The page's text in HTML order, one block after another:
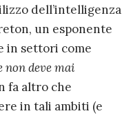
dell’intelligenza
un esponente
in settori come
deve mai
fa altro che
in tali ambiti (e